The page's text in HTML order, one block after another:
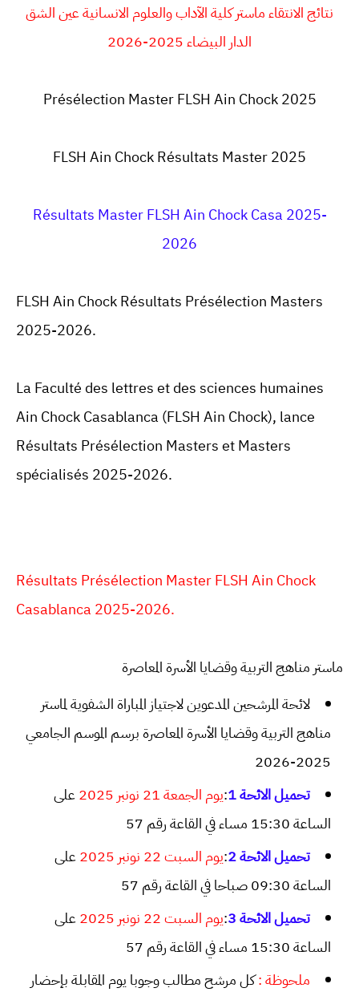
نتائج الانتقاء ماستر كلية الآداب والعلوم الانسانية عين الشق
الدار البيضاء 2025-2026
Présélection MasterFLSH Ain Chock2025
FLSH Ain ChockRésultats Master 2025
Résultats Master FLSH Ain Chock Casa 2025-
2026
FLSH Ain Chock Résultats Présélection Masters
2025-2026.
La Faculté des lettres et des sciences humaines
Ain Chock Casablanca (FLSH Ain Chock), lance
Résultats Présélection Masters et Masters
spécialisés 2025-2026.
Résultats Présélection Master FLSH Ain Chock
Casablanca 2025-2026.
ماستر مناهج التربية وقضايا الأسرة المعاصرة
لائحة المرشحين المدعوين لاجتياز المباراة الشفوية لماستر
مناهج التربية وقضايا الأسرة المعاصرة برسم الموسم الجامعي
2025-2026
تحميل الائحة 1 :يوم الجمعة 21 نونبر 2025
على
الساعة 15:30 مساء في القاعة رقم 57
تحميل الائحة 2 :يوم السبت 22 نونبر 2025
على
الساعة 09:30 صباحا في القاعة رقم 57
تحميل الائحة 3 :يوم السبت 22 نونبر 2025
على
الساعة 15:30 مساء في القاعة رقم 57
ملحوظة :كل مرشح مطالب وجوبا يوم المقابلة بإحضار